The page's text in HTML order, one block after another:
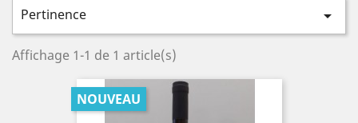
Pertinence 
Affichage 1-1 de 1 article(s)
NOUVEAU